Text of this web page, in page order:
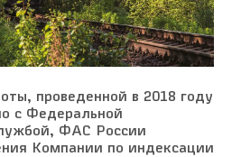
проведенной в 2018 году
с Федеральной
ФАС России
Компании по индексации